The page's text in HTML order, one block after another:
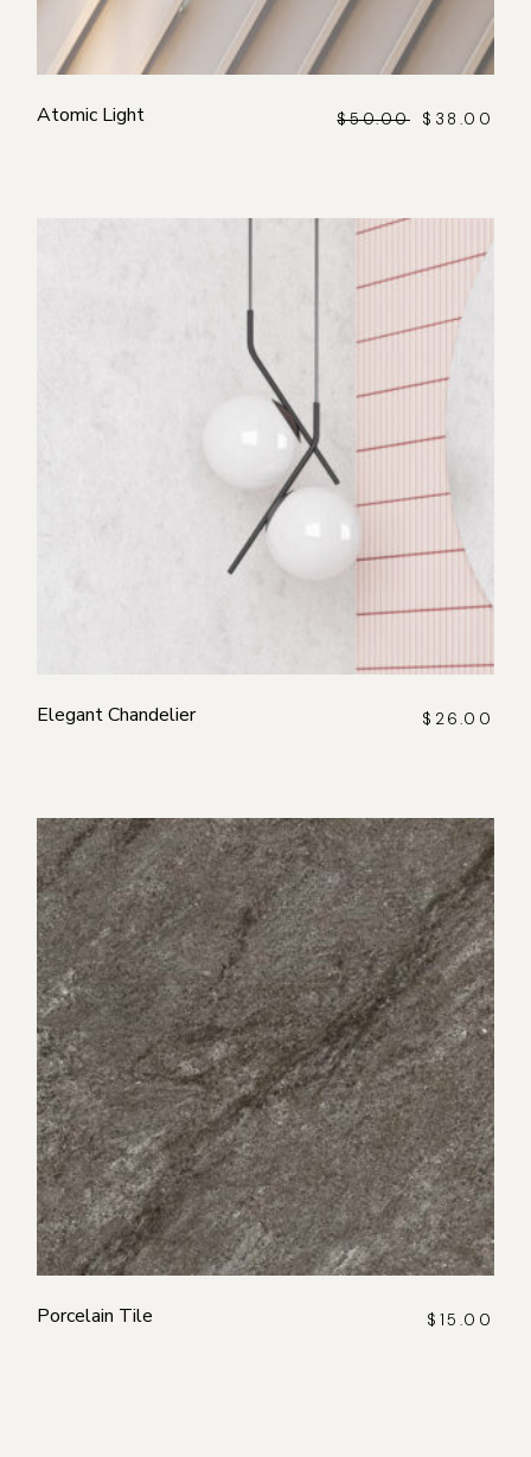
Atomic Light $50.00 $ 38.00
Elegant Chandelier $ 26.00
Porcelain Tile $ 15.00